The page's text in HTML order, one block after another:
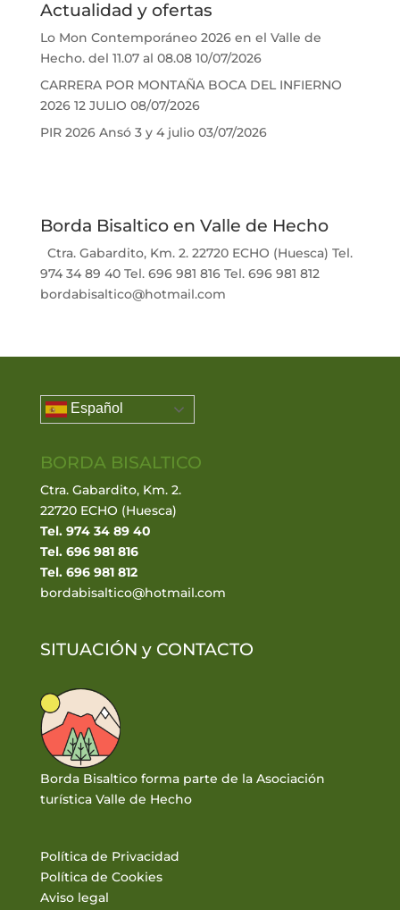
Actualidad y ofertas
Lo Mon Contemporáneo 2026 en el Valle de
Hecho. del 11.07 al 08.08 10/07/2026
CARRERA POR MONTAÑA BOCA DEL INFIERNO
2026 12 JULIO 08/07/2026
PIR 2026 Ansó 3 y 4 julio 03/07/2026
Borda Bisaltico en Valle de Hecho
Ctra. Gabardito, Km. 2. 22720 ECHO (Huesca) Tel.
974 34 89 40 Tel. 696 981 816 Tel. 696 981 812
bordabisaltico@hotmail.com
Español
BORDA BISALTICO
Ctra. Gabardito, Km. 2.
22720 ECHO (Huesca)
Tel. 974 34 89 40
Tel. 696 981 816
Tel. 696 981 812
bordabisaltico@hotmail.com
SITUACIÓN y CONTACTO
Borda Bisaltico forma parte de la Asociación
turística Valle de Hecho
Política de Privacidad
Política de Cookies
Aviso legal